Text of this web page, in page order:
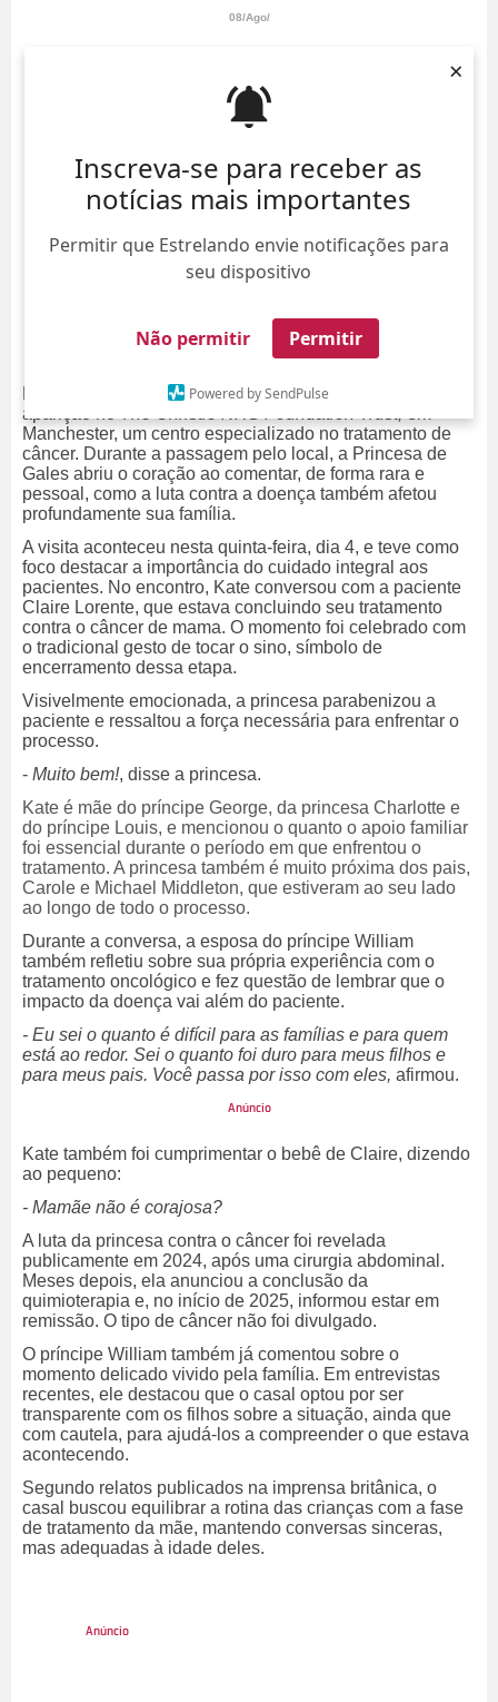
Inscreva-se para receber as
notícias mais importantes
Permitir que Estrelando envie notificações para
seu dispositivo
Não permitir Permitir
Powered by SendPulse
×
08/Ago/
People, Kate Middleton fez uma
aparição no
Manchester, um centro especializado no tratamento de
câncer. Durante a passagem pelo local, a Princesa de
Gales abriu o coração ao comentar, de forma rara e
pessoal, como a luta contra a doença também afetou
profundamente sua família.
A visita aconteceu nesta quinta-feira, dia 4, e teve como
foco destacar a importância do cuidado integral aos
pacientes. No encontro, Kate conversou com a paciente
Claire Lorente, que estava concluindo seu tratamento
contra o câncer de mama. O momento foi celebrado com
o tradicional gesto de tocar o sino, símbolo de
encerramento dessa etapa.
Visivelmente emocionada, a princesa parabenizou a
paciente e ressaltou a força necessária para enfrentar o
processo.
- Muito bem!, disse a princesa.
Kate é mãe do príncipe George, da princesa Charlotte e
do príncipe Louis, e mencionou o quanto o apoio familiar
foi essencial durante o período em que enfrentou o
tratamento. A princesa também é muito próxima dos pais,
Carole e Michael Middleton, que estiveram ao seu lado
ao longo de todo o processo.
Durante a conversa, a esposa do príncipe William
também refletiu sobre sua própria experiência com o
tratamento oncológico e fez questão de lembrar que o
impacto da doença vai além do paciente.
- Eu sei o quanto é difícil para as famílias e para quem
está ao redor. Sei o quanto foi duro para meus filhos e
para meus pais. Você passa por isso com eles, afirmou.
Kate também foi cumprimentar o bebê de Claire, dizendo
ao pequeno:
- Mamãe não é corajosa?
A luta da princesa contra o câncer foi revelada
publicamente em 2024, após uma cirurgia abdominal.
Meses depois, ela anunciou a conclusão da
quimioterapia e, no início de 2025, informou estar em
remissão. O tipo de câncer não foi divulgado.
O príncipe William também já comentou sobre o
momento delicado vivido pela família. Em entrevistas
recentes, ele destacou que o casal optou por ser
transparente com os filhos sobre a situação, ainda que
com cautela, para ajudá-los a compreender o que estava
acontecendo.
Segundo relatos publicados na imprensa britânica, o
casal buscou equilibrar a rotina das crianças com a fase
de tratamento da mãe, mantendo conversas sinceras,
mas adequadas à idade deles.